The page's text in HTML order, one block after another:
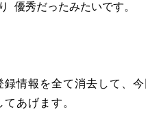
優秀だったみたいです。
録情報を全て消去して、
あげます。